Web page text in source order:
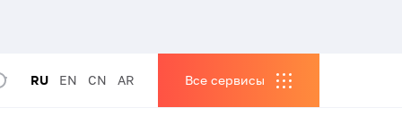
RU EN CN AR Все сервисы